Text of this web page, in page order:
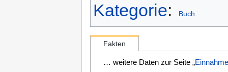
Kategorie: Buch
Fakten
… weitere Daten zur Seite „